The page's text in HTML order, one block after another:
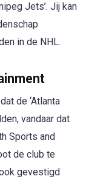
Jets’. Jij kan
in de NHL.
de ‘Atlanta
vandaar dat
Sports and
de club te
gevestigd